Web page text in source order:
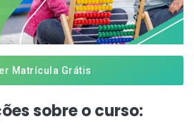
Matrícula Grátis
sobre o curso: